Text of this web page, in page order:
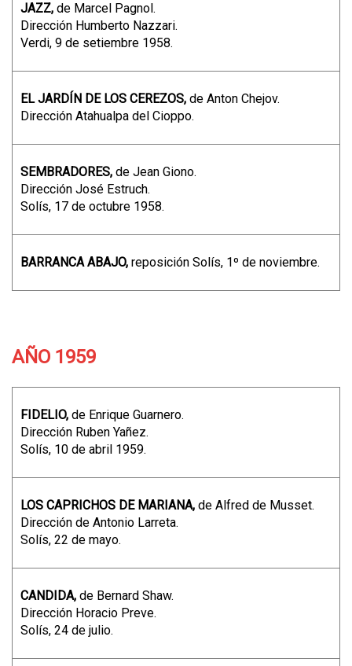
JAZZ, de Marcel Pagnol.
Dirección Humberto Nazzari.
Verdi, 9 de setiembre 1958.
EL JARDÍN DE LOS CEREZOS, de Anton Chejov.
Dirección Atahualpa del Cioppo.
SEMBRADORES, de Jean Giono.
Dirección José Estruch.
Solís, 17 de octubre 1958.
BARRANCA ABAJO, reposición Solís, 1º de noviembre.
AÑO 1959
FIDELIO, de Enrique Guarnero.
Dirección Ruben Yañez.
Solís, 10 de abril 1959.
LOS CAPRICHOS DE MARIANA, de Alfred de Musset.
Dirección de Antonio Larreta.
Solís, 22 de mayo.
CANDIDA, de Bernard Shaw.
Dirección Horacio Preve.
Solís, 24 de julio.